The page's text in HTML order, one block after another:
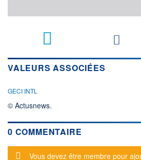
VALEURS ASSOCIÉES
GECI INTL
© Actusnews.
0 COMMENTAIRE
Message d'alerte
Vous devez être membre pour